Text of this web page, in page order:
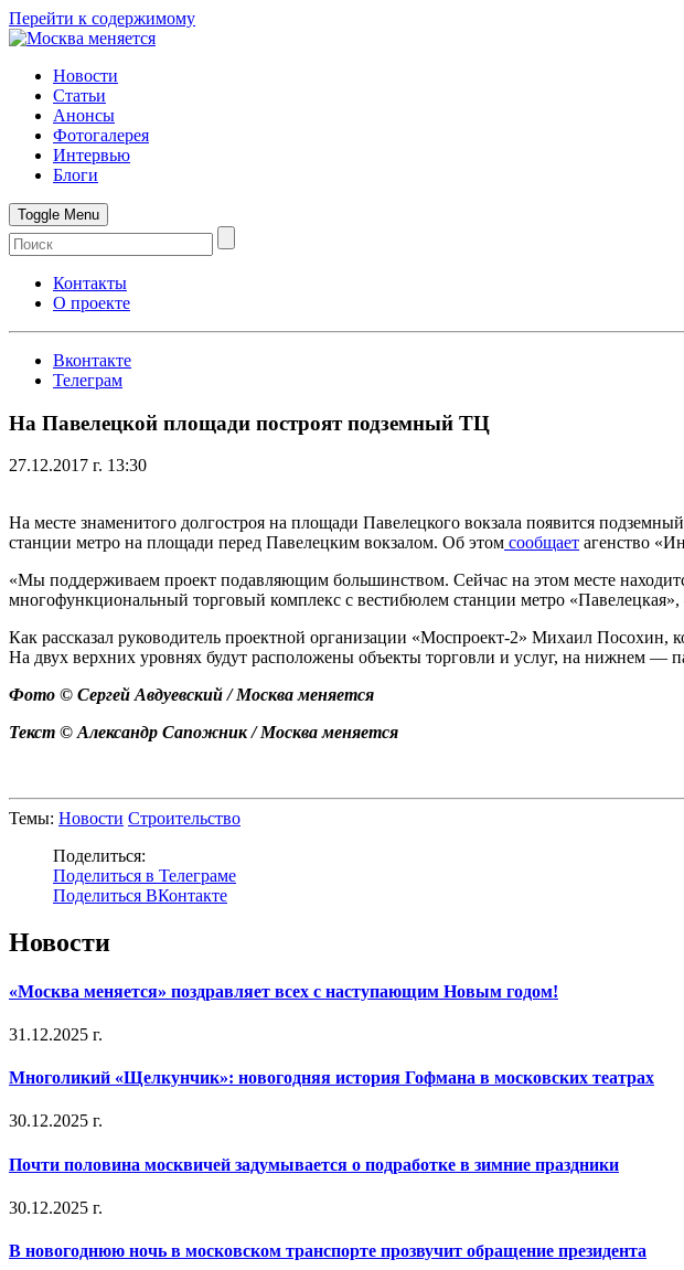
Перейти к содержимому
Новости
Статьи
Анонсы
Фотогалерея
Интервью
Блоги
Toggle Menu
Контакты
О проекте
Вконтакте
Телеграм
На Павелецкой площади построят подземный ТЦ
27.12.2017 г. 13:30
На месте знаменитого долгостроя на площади Павелецкого вокзала появится
станции метро на площади перед Павелецким вокзалом. Об этом сообщает агенство
«Мы поддерживаем проект подавляющим большинством. Сейчас на этом месте
многофункциональный торговый комплекс с вестибюлем станции метро
Как рассказал руководитель проектной организации «Моспроект-2» Михаил
На двух верхних уровнях будут расположены объекты торговли и услуг, на нижнем —
Фото © Сергей Авдуевский / Москва меняется
Текст © Александр Сапожник / Москва меняется
Темы: Новости Строительство
Поделиться:
Поделиться в Телеграме
Поделиться ВКонтакте
Новости
«Москва меняется» поздравляет всех с наступающим Новым годом!
31.12.2025 г.
Многоликий «Щелкунчик»: новогодняя история Гофмана в московских театрах
30.12.2025 г.
Почти половина москвичей задумывается о подработке в зимние праздники
30.12.2025 г.
В новогоднюю ночь в московском транспорте прозвучит обращение президента